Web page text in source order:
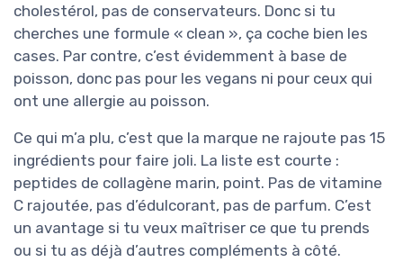
cholestérol, pas de conservateurs. Donc si tu
cherches une formule « clean », ça coche bien les
cases. Par contre, c’est évidemment à base de
poisson, donc pas pour les vegans ni pour ceux qui
ont une allergie au poisson.
Ce qui m’a plu, c’est que la marque ne rajoute pas 15
ingrédients pour faire joli. La liste est courte :
peptides de collagène marin, point. Pas de vitamine
C rajoutée, pas d’édulcorant, pas de parfum. C’est
un avantage si tu veux maîtriser ce que tu prends
ou si tu as déjà d’autres compléments à côté.